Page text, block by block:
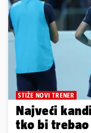
STIŽE NOVI TRENER
Najveći
tko bi